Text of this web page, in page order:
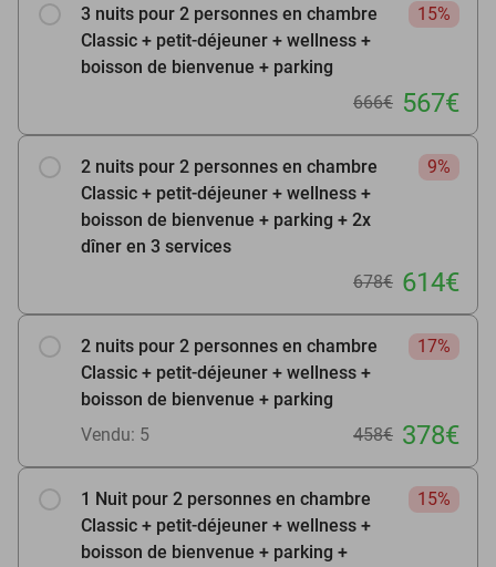
3 nuits pour 2 personnes en chambre
Classic + petit-déjeuner + wellness +
boisson de bienvenue + parking
15%
666€ 567€
2 nuits pour 2 personnes en chambre
Classic + petit-déjeuner + wellness +
boisson de bienvenue + parking + 2x
dîner en 3 services
9%
678€ 614€
2 nuits pour 2 personnes en chambre
Classic + petit-déjeuner + wellness +
boisson de bienvenue + parking
17%
Vendu: 5 458€ 378€
1 Nuit pour 2 personnes en chambre
Classic + petit-déjeuner + wellness +
boisson de bienvenue + parking +
15%